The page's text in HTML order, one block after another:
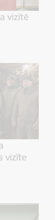
vizītē
vizīte